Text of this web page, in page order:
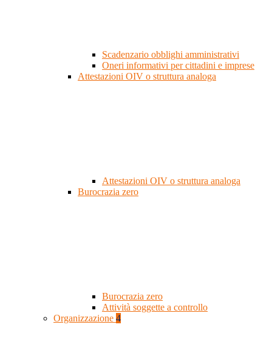
Scadenzario obblighi amministrativi
Oneri informativi per cittadini e imprese
Attestazioni OIV o struttura analoga
Attestazioni OIV o struttura analoga
Burocrazia zero
Burocrazia zero
Attività soggette a controllo
Organizzazione 4